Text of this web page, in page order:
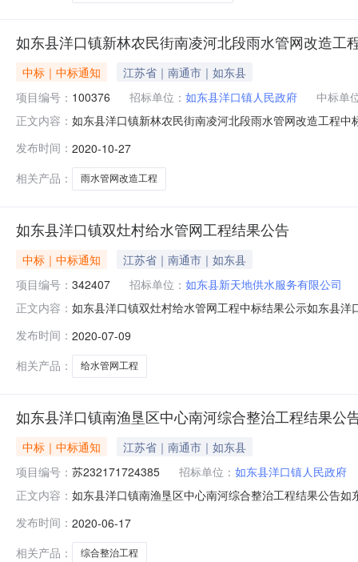
如东县洋口镇新林农民街南凌河北段雨水管网改造工
中标｜中标通知
江苏省｜南通市｜如东县
项目编号： 100376 招标单位： 如东县洋口镇人民政府
中标单
正文内容： 如东县洋口镇新林农民街南凌河北段雨水管网改造工程
制价：1003762.14元(含暂列金100000.00元)六、中标
发布时间： 2020-10-27
相关产品：
雨水管网改造工程
如东县洋口镇双灶村给水管网工程结果公告
中标｜中标通知
江苏省｜南通市｜如东县
项目编号： 342407 招标单位： 如东县新天地供水服务有限公司
正文内容： 如东县洋口镇双灶村给水管网工程中标结果公示如东县
标单位：江*宏东建设工程有限公司中标金额：
发布时间： 2020-07-09
相关产品：
给水管网工程
如东县洋口镇南渔垦区中心南河综合整治工程结果公
中标｜中标通知
江苏省｜南通市｜如东县
项目编号： 苏232171724385 招标单位： 如东县洋口镇人民政府
正文内容： 如东县洋口镇南渔垦区中心南河综合整治工程结果公告
方式：公开招标五、招标控制价：2657169.86元六、中
日历天中标质
发布时间： 2020-06-17
相关产品：
综合整治工程